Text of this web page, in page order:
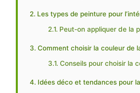
Les types de peinture pour
Peut-on appliquer de la
Comment choisir la couleur de
Conseils pour choisir la
Idées déco et tendances pour